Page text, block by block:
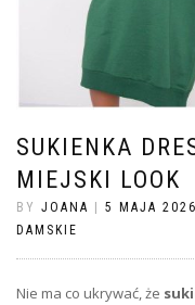
SUKIENKA
MIEJSKI LOOK
BY JOANA 5 MAJA 2026
DAMSKIE
Nie ma co ukrywać, że